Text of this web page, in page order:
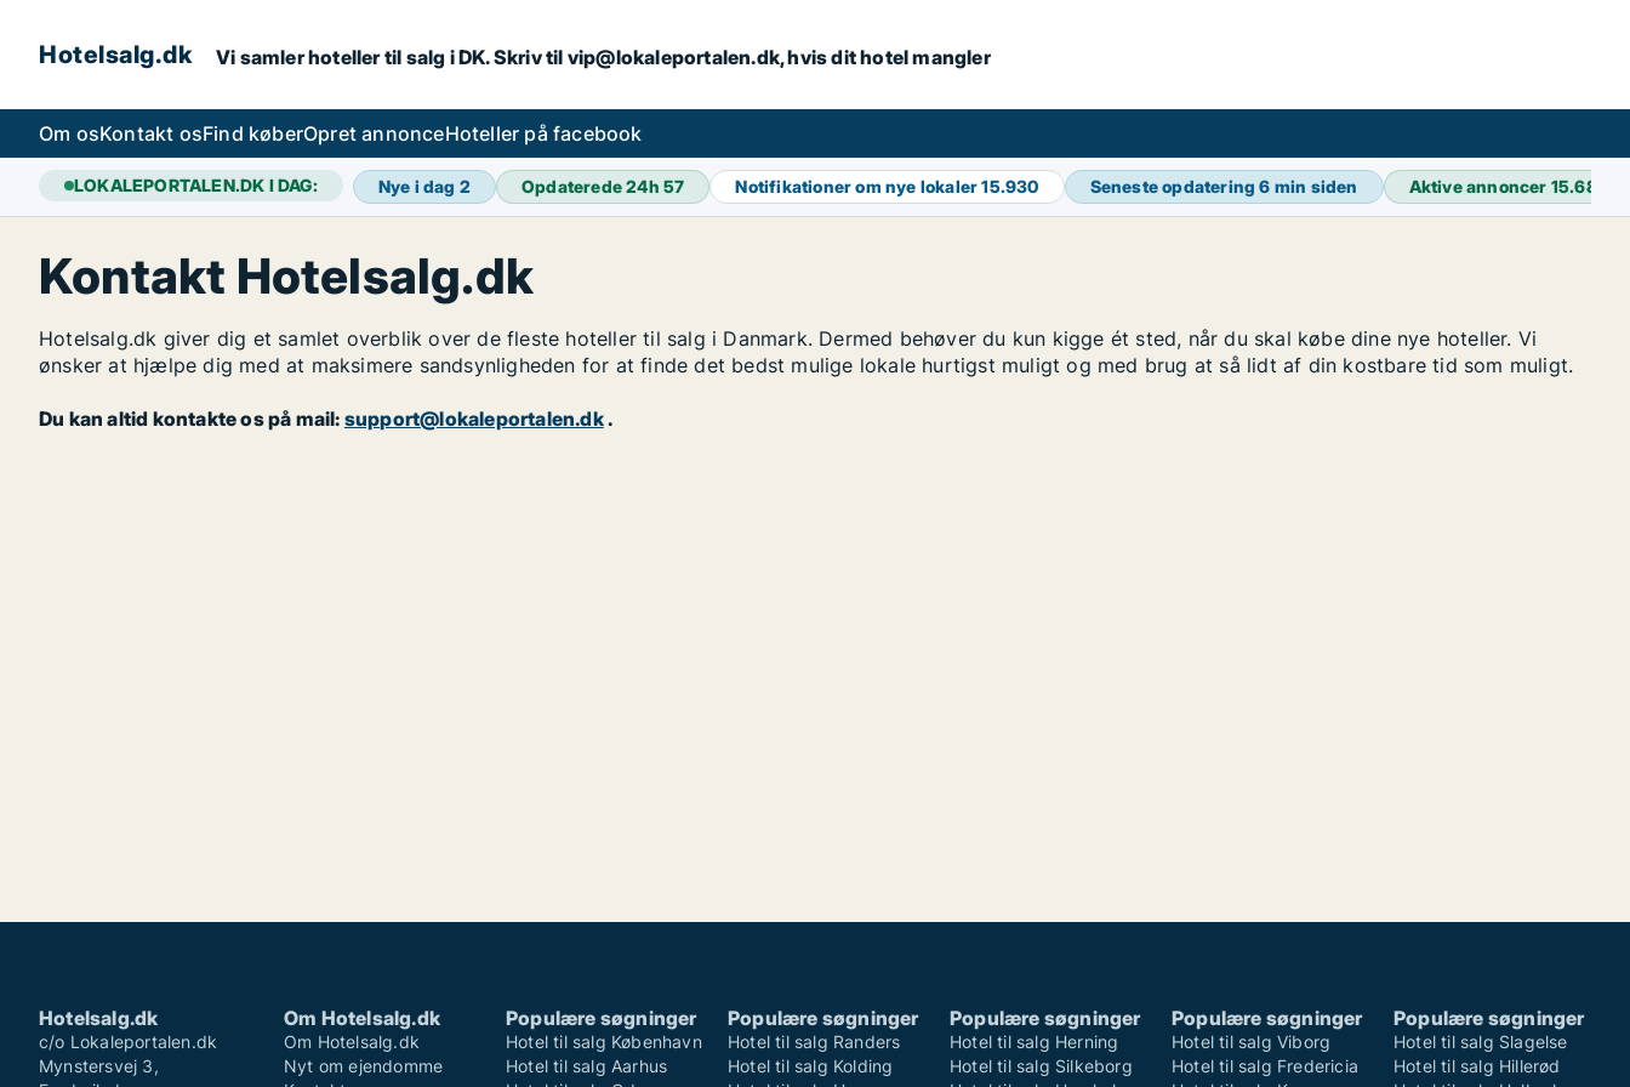
Hotelsalg.dk Vi samler hoteller til salg i DK. Skriv til vip@lokaleportalen.dk, hvis dit hotel mangler
Om osKontakt osFind køberOpret annonceHoteller på facebook
LOKALEPORTALEN.DK I DAG: Nye i dag 2 Opdaterede 24h57 Notifikationer om nye lokaler15.930 Seneste opdatering6 min siden Aktive annoncer 15.689
Kontakt Hotelsalg.dk
Hotelsalg.dk giver dig et samlet overblik over de fleste hoteller til salg i Danmark. Dermed behøver du kun kigge ét sted, når du skal købe dine nye hoteller. Vi
ønsker at hjælpe dig med at maksimere sandsynligheden for at finde det bedst mulige lokale hurtigst muligt og med brug at så lidt af din kostbare tid som muligt.
Du kan altid kontakte os på mail: support@lokaleportalen.dk.
Hotelsalg.dk
c/o Lokaleportalen.dk
Mynstersvej 3,
Om Hotelsalg.dk
Om Hotelsalg.dk
Nyt om ejendomme
Populære søgninger
Hotel til salg København
Hotel til salg Aarhus
Populære søgninger
Hotel til salg Randers
Hotel til salg Kolding
Populære søgninger
Hotel til salg Herning
Hotel til salg Silkeborg
Populære søgninger
Hotel til salg Viborg
Hotel til salg Fredericia
Populære søgninger
Hotel til salg Slagelse
Hotel til salg Hillerød